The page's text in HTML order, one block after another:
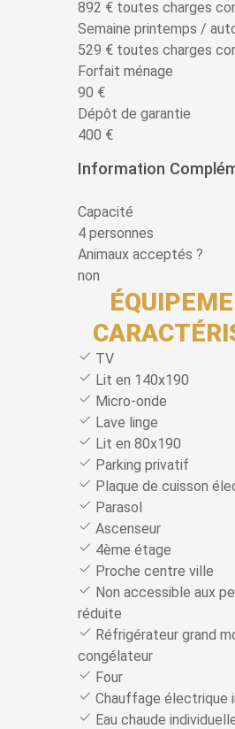
892 € toutes charges
Semaine printemps /
529 € toutes charges
Forfait ménage
90 €
Dépôt de garantie
400 €
Information
Capacité
4 personnes
Animaux acceptés ?
non
TV
Lit en 140x190
Micro-onde
Lave linge
Lit en 80x190
Parking privatif
Plaque de cuisson
Parasol
Ascenseur
4ème étage
Proche centre ville
Non accessible aux
réduite
Réfrigérateur grand
congélateur
Four
Chauffage électrique
Eau chaude